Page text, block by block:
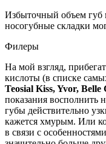
Избыточный объем губ
носогубные складки
Филеры
На мой взгляд,
кислоты (в списке
Teosial Kiss, Yvor,
показания восполнить
губы действительно
кажется хмурым. Или
в связи с